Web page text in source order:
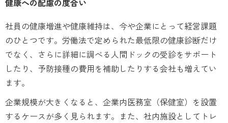
健康への配慮の度合い
社員の健康増進や健康維持は、今や企業にとって経営課題
のひとつです。労働法で定められた最低限の健康診断だけ
でなく、さらに詳細に調べる人間ドックの受診をサポート
したり、予防接種の費用を補助したりする会社も増えてい
ます。
企業規模が大きくなると、企業内医務室（保健室）を設置
するケースが多く見られます。また、社内施設としてトレ